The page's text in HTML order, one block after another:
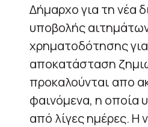
Δήμαρχο για τη νέα
υποβολής
χρηματοδότησης
αποκατάσταση
προκαλούνται απο
φαινόμενα, η οποία
από λίγες ημέρες. Η